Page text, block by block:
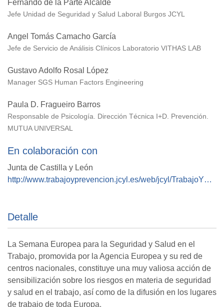
Fernando de la Parte Alcalde
Jefe Unidad de Seguridad y Salud Laboral Burgos JCYL
Angel Tomás Camacho García
Jefe de Servicio de Análisis Clínicos Laboratorio VITHAS LAB
Gustavo Adolfo Rosal López
Manager SGS Human Factors Engineering
Paula D. Fragueiro Barros
Responsable de Psicología. Dirección Técnica I+D. Prevención.
MUTUA UNIVERSAL
En colaboración con
Junta de Castilla y León
http://www.trabajoyprevencion.jcyl.es/web/jcyl/TrabajoYPrevencion/es/Plantilla100Detalle/1255645269725/_/1284651500016/Propuesta
Detalle
La Semana Europea para la Seguridad y Salud en el
Trabajo, promovida por la Agencia Europea y su red de
centros nacionales, constituye una muy valiosa acción de
sensibilización sobre los riesgos en materia de seguridad
y salud en el trabajo, así como de la difusión en los lugares
de trabajo de toda Europa.